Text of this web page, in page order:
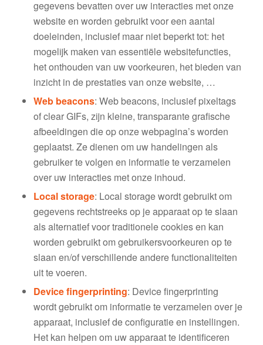
gegevens bevatten over uw interacties met onze
website en worden gebruikt voor een aantal
doeleinden, inclusief maar niet beperkt tot: het
mogelijk maken van essentiële websitefuncties,
het onthouden van uw voorkeuren, het bieden van
inzicht in de prestaties van onze website, …
Web beacons: Web beacons, inclusief pixeltags
of clear GIFs, zijn kleine, transparante grafische
afbeeldingen die op onze webpagina’s worden
geplaatst. Ze dienen om uw handelingen als
gebruiker te volgen en informatie te verzamelen
over uw interacties met onze inhoud.
Local storage: Local storage wordt gebruikt om
gegevens rechtstreeks op je apparaat op te slaan
als alternatief voor traditionele cookies en kan
worden gebruikt om gebruikersvoorkeuren op te
slaan en/of verschillende andere functionaliteiten
uit te voeren.
Device fingerprinting: Device fingerprinting
wordt gebruikt om informatie te verzamelen over je
apparaat, inclusief de configuratie en instellingen.
Het kan helpen om uw apparaat te identificeren